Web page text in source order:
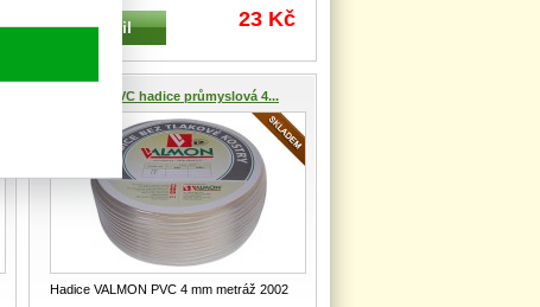
2002 Hadice jednovrstvá z PVC p...
Detail 23 Kč
VALMON PVC hadice průmyslová 4...
Hadice VALMON PVC 4 mm metráž 2002